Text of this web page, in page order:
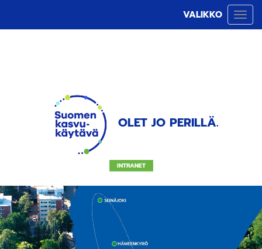
OLET JO PERILLÄ.
INTRANET
VALIKKO